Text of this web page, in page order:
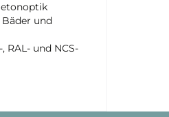
und
RAL- und NCS-